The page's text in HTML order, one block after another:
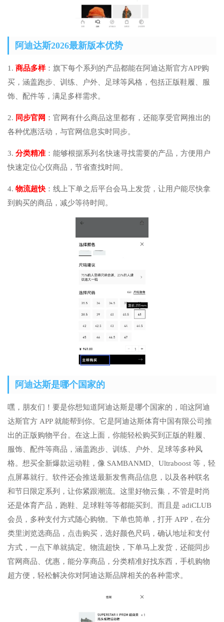
阿迪达斯2026最新版本优势
1. 商品多样：旗下每个系列的产品都能在阿迪达斯官方APP购
买，涵盖跑步、训练、户外、足球等风格，包括正版鞋履、服
饰、配件等，满足多样需求。
2. 同步官网 ：官网有什么商品这里都有，还能享受官网推出的
各种优惠活动，与官网信息实时同步。
3. 分类精准 ：能够根据系列名快速寻找需要的产品，方便用户
快速定位心仪商品，节省查找时间。
4. 物流超快 ：线上下单之后平台会马上发货，让用户能尽快拿
到购买的商品，减少等待时间。
阿迪达斯是哪个国家的
嘿，朋友们！要是你想知道阿迪达斯是哪个国家的，咱这阿迪
达斯官方 APP 就能帮到你。它是阿迪达斯体育中国有限公司推
出的正版购物平台。在这上面，你能轻松购买到正版的鞋履、
服饰、配件等商品，涵盖跑步、训练、户外、足球等多种风
格。想买全新爆款运动鞋，像 SAMBANMD、Ultraboost 等，轻
点屏幕就行。软件还会推送最新发售商品信息，以及各种联名
和节日限定系列，让你紧跟潮流。这里好物云集，不管是时尚
还是体育产品，跑鞋、足球鞋等等都能买到。而且是 adiCLUB
会员，多种支付方式随心购物。下单也简单，打开 APP，在分
类里浏览选商品，点击购买，选好颜色尺码，确认地址和支付
方式，一点下单就搞定。物流超快，下单马上发货，还能同步
官网商品、优惠，能分享商品，分类精准好找东西，手机购物
超方便，轻松解决你对阿迪达斯品牌相关的各种需求。